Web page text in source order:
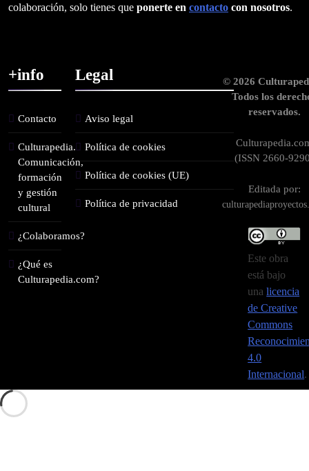
colaboración, solo tienes que ponerte en contacto con nosotros.
+info
Contacto
Culturapedia.
Comunicación,
formación
y gestión
cultural
¿Colaboramos?
¿Qué es
Culturapedia.com?
Legal
Aviso legal
Política de cookies
Política de cookies (UE)
Política de privacidad
© 2026
Todos los
reservados.
(ISSN 2660-
Editada por:
Este obra
está bajo
unalicencia
de Creative
Commons
4.0
Internacional.